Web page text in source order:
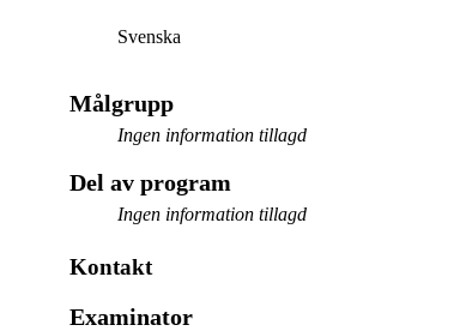
Svenska
Målgrupp
Ingen information tillagd
Del av program
Ingen information tillagd
Kontakt
Examinator